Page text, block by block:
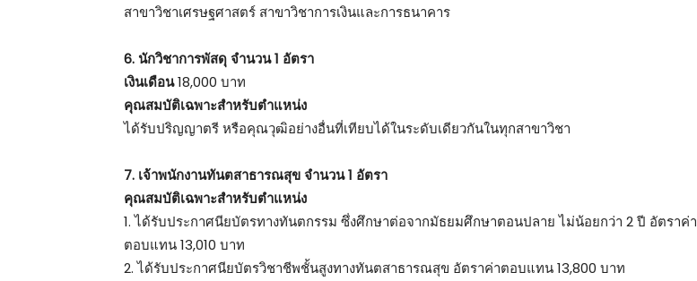
สาขาวิชาเศรษฐศาสตร์ สาขาวิชาการเงินและการธนาคาร
6. นักวิชาการพัสดุ จำนวน 1 อัตรา
เงินเดือน18,000 บาท
คุณสมบัติเฉพาะสำหรับตำแหน่ง
ได้รับปริญญาตรี หรือคุณวุฒิอย่างอื่นที่เทียบได้ในระดับเดียวกันในทุกสาขาวิชา
7. เจ้าพนักงานทันตสาธารณสุข จำนวน 1 อัตรา
คุณสมบัติเฉพาะสำหรับตำแหน่ง
1. ได้รับประกาศนียบัตรทางทันตกรรม ซึ่งศึกษาต่อจากมัธยมศึกษาตอนปลาย ไม่น้อยกว่า 2 ปี อัตราค่า
ตอบแทน 13,010 บาท
2. ได้รับประกาศนียบัตรวิชาชีพชั้นสูงทางทันตสาธารณสุข อัตราค่าตอบแทน 13,800 บาท